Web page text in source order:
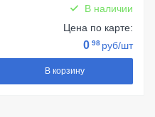
В наличии
Цена по карте:
0 98 руб/шт
В корзину